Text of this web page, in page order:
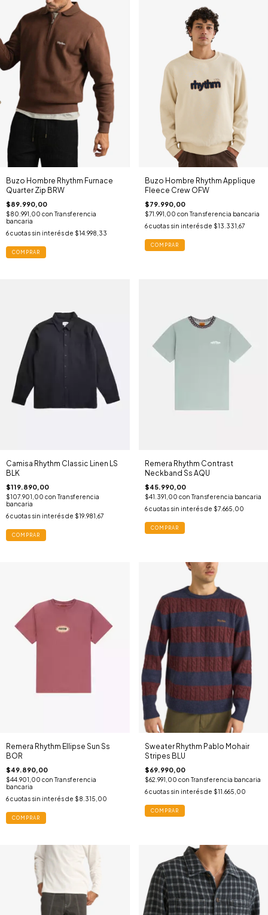
Buzo Hombre Rhythm Furnace
Quarter Zip BRW
$89.990,00
$80.991,00 con Transferencia
bancaria
6cuotas sin interés de $14.998,33
COMPRAR
Buzo Hombre Rhythm Applique
Fleece Crew OFW
$79.990,00
$71.991,00 con Transferencia bancaria
6 cuotas sin interés de $13.331,67
COMPRAR
Camisa Rhythm Classic Linen LS
BLK
$119.890,00
$107.901,00 con Transferencia
bancaria
6cuotas sin interés de $19.981,67
COMPRAR
Remera Rhythm Contrast
Neckband Ss AQU
$45.990,00
$41.391,00 con Transferencia bancaria
6 cuotas sin interés de $7.665,00
COMPRAR
Remera Rhythm Ellipse Sun Ss
BOR
$49.890,00
$44.901,00 con Transferencia
bancaria
6cuotas sin interés de $8.315,00
COMPRAR
Sweater Rhythm Pablo Mohair
Stripes BLU
$69.990,00
$62.991,00 con Transferencia bancaria
6 cuotas sin interés de $11.665,00
COMPRAR